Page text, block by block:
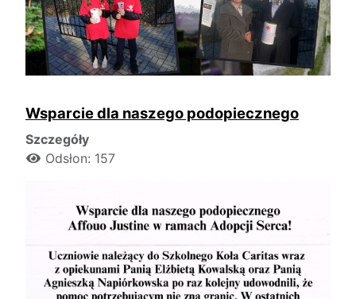
Wsparcie dla naszego podopiecznego
Szczegóły
Odsłon: 157